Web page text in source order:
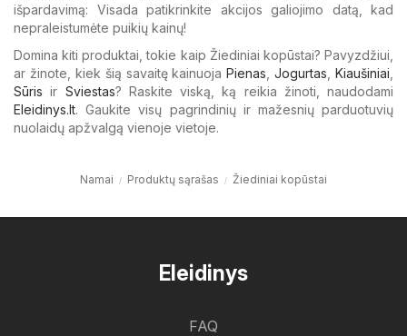
išpardavimą: Visada patikrinkite akcijos galiojimo datą, kad
nepraleistumėte puikių kainų!
Domina kiti produktai, tokie kaip Žiediniai kopūstai? Pavyzdžiui,
ar žinote, kiek šią savaitę kainuojaPienas ,Jogurtas Kiaušiniai
Sūris ir Sviestas? Raskite viską, ką reikia žinoti, naudodami
Eleidinys.lt. Gaukite visų pagrindinių ir mažesnių parduotuvių
nuolaidų apžvalgą vienoje vietoje.
Namai Produktų sąrašas Žiediniai kopūstai
Eleidinys
FAQ